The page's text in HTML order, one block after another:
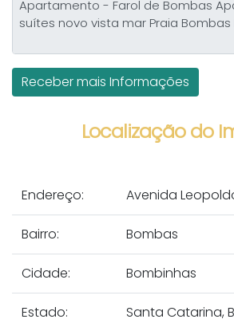
Localização do
Endereço: Avenida
Bairro: Bombas
Cidade: Bombinhas
Estado: Santa Catarina,